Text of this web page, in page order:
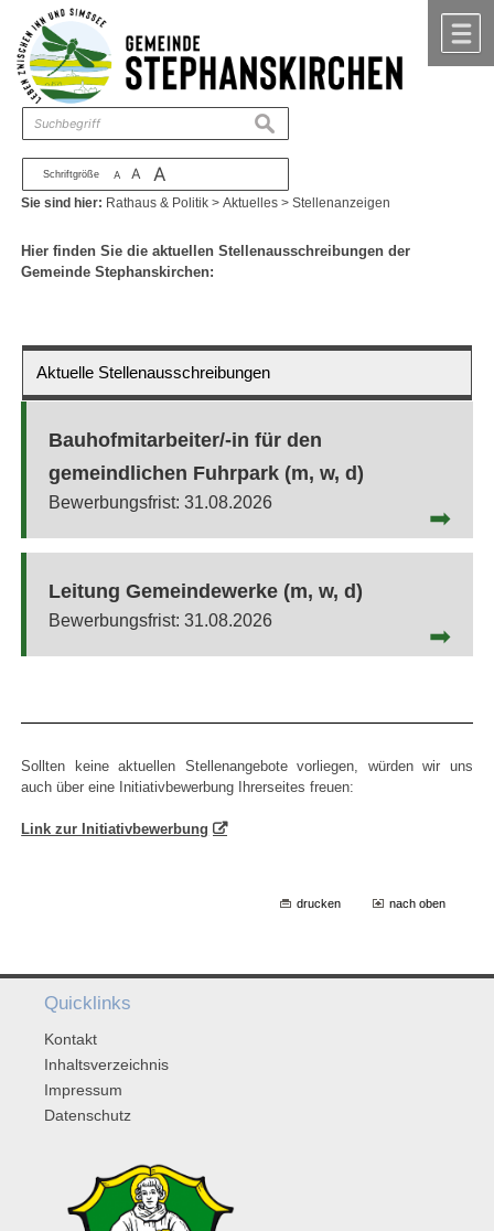
Zum Inhalt ,zur Navigation
Schriftgröße A A A
suchen
Sie sind hier: Rathaus & Politik >Aktuelles >Stellenanzeigen
Hier finden Sie die aktuellen Stellenausschreibungen der
Gemeinde Stephanskirchen:
Aktuelle Stellenausschreibungen
Bauhofmitarbeiter/-in für den
gemeindlichen Fuhrpark (m, w, d)
31.08.2026
Leitung Gemeindewerke (m, w, d)
31.08.2026
Sollten keine aktuellen Stellenangebote vorliegen, würden wir uns
auch über eine Initiativbewerbung Ihrerseites freuen:
Link zur Initiativbewerbung
drucken nach oben
Quicklinks
Kontakt
Inhaltsverzeichnis
Impressum
Datenschutz